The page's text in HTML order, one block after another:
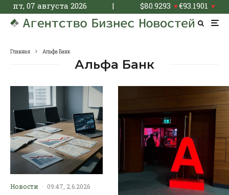
пт, 07 августа 2026 | $80.9293 ▼€93.1901 ▼
Главная Альфа Банк
Альфа Банк
Новости · 09:47, 2.6.2026